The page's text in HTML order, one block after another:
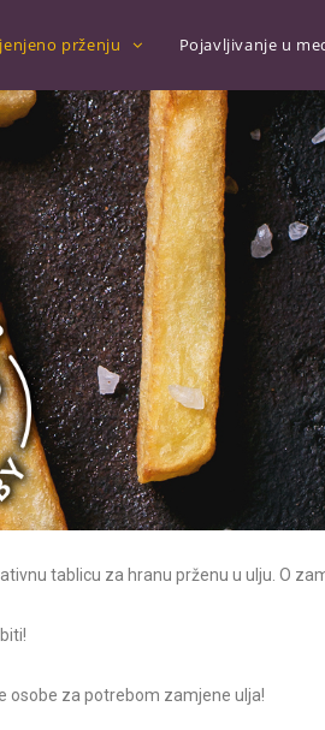
prženju Pojavljivanje u
tablicu za hranu prženu u ulju. O
osobe za potrebom zamjene ulja!